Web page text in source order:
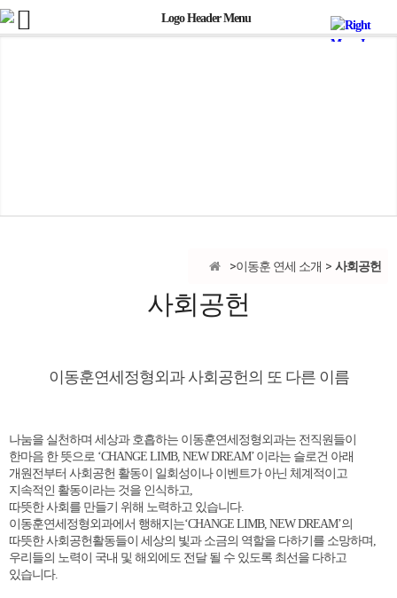
이동훈 연세 소개 사회공헌
사회공헌
이동훈연세정형외과 사회공헌의 또 다른 이름
나눔을 실천하며 세상과 호흡하는 이동훈연세정형외과는 전직원들이
한마음 한 뜻으로 ‘CHANGE LIMB, NEW DREAM’ 이라는 슬로건 아래
개원전부터 사회공헌 활동이 일회성이나 이벤트가 아닌 체계적이고
지속적인 활동이라는 것을 인식하고,
따뜻한 사회를 만들기 위해 노력하고 있습니다.
이동훈연세정형외과에서 행해지는‘CHANGE LIMB, NEW DREAM’의
따뜻한 사회공헌활동들이 세상의 빛과 소금의 역할을 다하기를 소망하며,
우리들의 노력이 국내 및 해외에도 전달 될 수 있도록 최선을 다하고
있습니다.